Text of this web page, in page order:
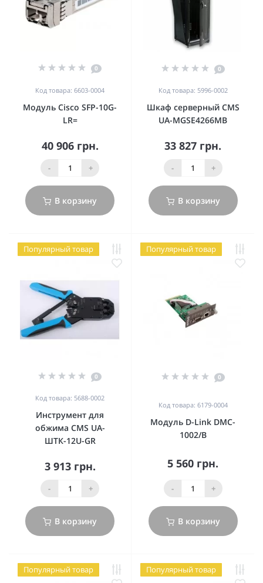
0
Код товара: 6603-0004
Модуль Cisco SFP-10G-
LR=
40 906 грн.
- +
В корзину
0
Код товара: 5996-0002
Шкаф серверный CMS
UA-MGSE4266MB
33 827 грн.
- +
В корзину
Популярный товар
0
Код товара: 5688-0002
Инструмент для
обжима CMS UA-
ШТК-12U-GR
3 913 грн.
- +
В корзину
Популярный товар
0
Код товара: 6179-0004
Модуль D-Link DMC-
1002/B
5 560 грн.
- +
В корзину
Популярный товар Популярный товар